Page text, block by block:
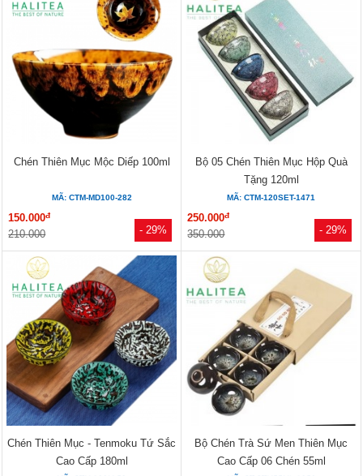
- 29%
Chén Thiên Mục Mộc Diếp 100ml
MÃ: CTM-MD100-282
150.000đ
210.000 - 29%
Bộ 05 Chén Thiên Mục Hộp Quà
Tặng 120ml
MÃ: CTM-120SET-1471
250.000đ
350.000
Chén Thiên Mục - Tenmoku Tứ Sắc
Cao Cấp 180ml
Bộ Chén Trà Sứ Men Thiên Mục
Cao Cấp 06 Chén 55ml